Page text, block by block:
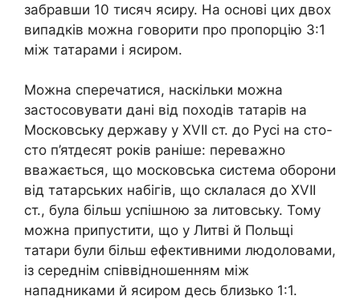
забравши 10 тисяч ясиру. На основі цих двох
випадків можна говорити про пропорцію 3:1
між татарами і ясиром.
Можна сперечатися, наскільки можна
застосовувати дані від походів татарів на
Московську державу у XVІІ ст. до Русі на сто-
сто п’ятдесят років раніше: переважно
вважається, що московська система оборони
від татарських набігів, що склалася до XVІІ
ст., була більш успішною за литовську. Тому
можна припустити, що у Литві й Польщі
татари були більш ефективними людоловами,
із середнім співвідношенням між
нападниками й ясиром десь близько 1:1.